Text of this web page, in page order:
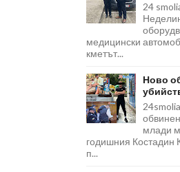
24
медицински
кметът...
Ново
млади
годишния Костадин
п...